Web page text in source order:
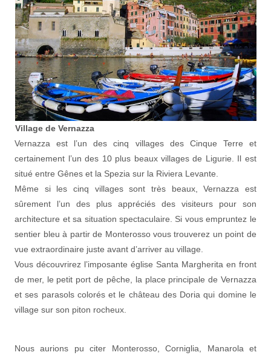
Village de Vernazza
Vernazza est l’un des cinq villages des Cinque Terre et
certainement l’un des 10 plus beaux villages de Ligurie. Il est
situé entre Gênes et la Spezia sur la Riviera Levante.
Même si les cinq villages sont très beaux, Vernazza est
sûrement l’un des plus appréciés des visiteurs pour son
architecture et sa situation spectaculaire. Si vous empruntez le
sentier bleu à partir de Monterosso vous trouverez un point de
vue extraordinaire juste avant d’arriver au village.
Vous découvrirez l’imposante église Santa Margherita en front
de mer, le petit port de pêche, la place principale de Vernazza
et ses parasols colorés et le château des Doria qui domine le
village sur son piton rocheux.
Nous aurions pu citer Monterosso, Corniglia, Manarola et